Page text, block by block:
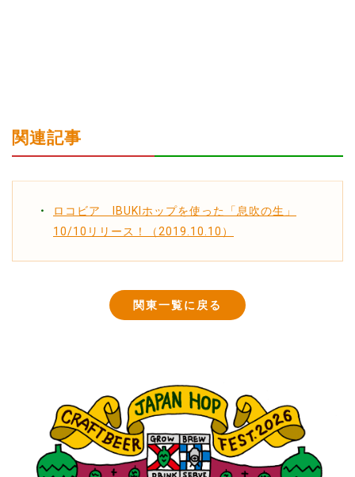
関連記事
ロコビア IBUKIホップを使った「息吹の生」
10/10リリース！（2019.10.10）
関東一覧に戻る